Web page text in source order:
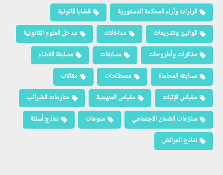
قرارات وآراء المحكمة الدستورية
قضايا قانونية
قوانين وتشريعات
مداخلات
مدخل العلوم القانونية
مذكرات وأطروحات
مسابقات
مسابقة القضاء
مسابقة المحاماة
مصطلحات
مقالات
مقياس الإثبات
مقياس المنهجية
منازعات الضرائب
منازعات الضمان الاجتماعي
منوعات
نماذج أسئلة
نماذج العرائض